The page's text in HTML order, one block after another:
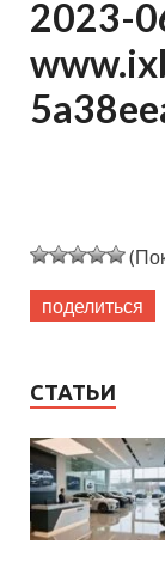
2023-
поделиться
СТАТЬИ